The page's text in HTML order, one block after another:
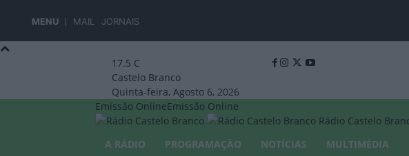
MENU MAIL JORNAIS
17.5 C
Castelo Branco
Quinta-feira, Agosto 6, 2026
Emissão OnlineEmissão Online
Rádio Castelo
A RÁDIO
PROGRAMAÇÃO NOTÍCIAS MULTIMÉDIA